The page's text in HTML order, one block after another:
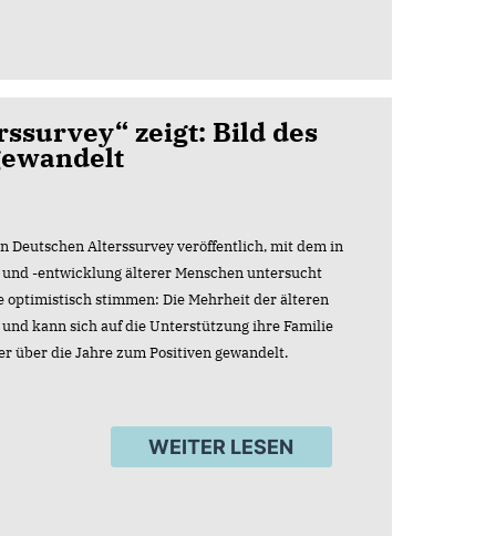
zeigt: Bild des
Deutschen Alterssurvey veröffentlich, mit dem in
-entwicklung älterer Menschen untersucht
optimistisch stimmen: Die Mehrheit der älteren
kann sich auf die Unterstützung ihre Familie
über die Jahre zum Positiven gewandelt.
WEITER LESEN